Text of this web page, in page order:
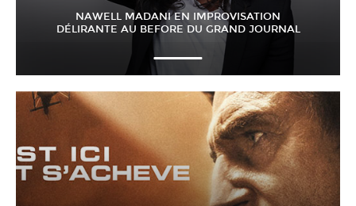
NAWELL MADANI EN IMPROVISATION
DÉLIRANTE AU BEFORE DU GRAND JOURNAL